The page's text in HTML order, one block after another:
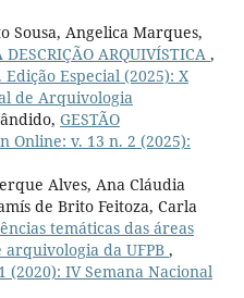
Sousa, Angelica Marques,
ARQUIVÍSTICA ,
Especial (2025): X
de Arquivologia
GESTÃO
Online: v. 13 n. 2 (2025):
Alves, Ana Cláudia
de Brito Feitoza, Carla
temáticas das áreas
da UFPB ,
(2020): IV Semana Nacional